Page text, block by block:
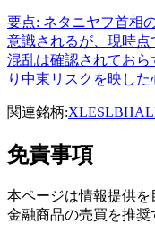
要点: ネタニヤフ首相
意識されるが、現時
混乱は確認されてお
り中東リスクを映し
関連銘柄:XLESLBHAL
免責事項
本ページは情報提供
金融商品の売買を推